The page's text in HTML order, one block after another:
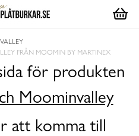
FRÅN MOOMIN BY MARTINEX
för produkten
Moominvalley
att komma till